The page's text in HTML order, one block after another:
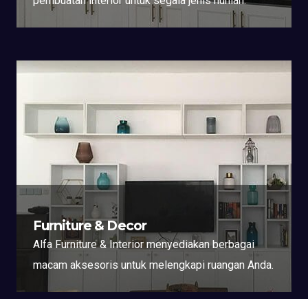
Furniture & Decor
Alfa Furniture & Interior menyediakan berbagai
macam aksesoris untuk melengkapi ruangan Anda.